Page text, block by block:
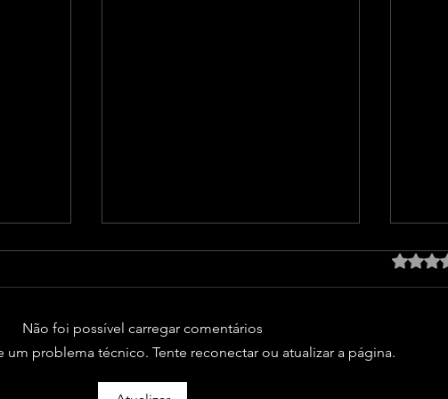
Não foi possível carregar comentários
um problema técnico. Tente reconectar ou atualizar a página.